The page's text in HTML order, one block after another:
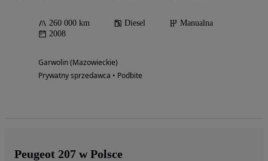
260 000 km Diesel
Manualna
2008
Garwolin (Mazowieckie)
Prywatny sprzedawca • Podbite
Peugeot 207 w Polsce